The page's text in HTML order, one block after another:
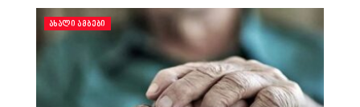
ᲐᲮᲐᲚᲘ ᲐᲛᲑᲔᲑᲘ